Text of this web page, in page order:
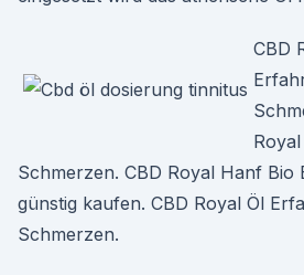
CBD
Schmerzen. CBD Royal Hanf Bio
günstig kaufen. CBD Royal Öl
Schmerzen.